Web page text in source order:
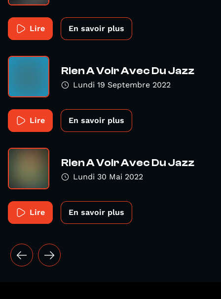
Lire En savoir plus
Rien A Voir Avec Du Jazz
Lundi 19 Septembre 2022
Lire En savoir plus
Rien A Voir Avec Du Jazz
Lundi 30 Mai 2022
Lire En savoir plus